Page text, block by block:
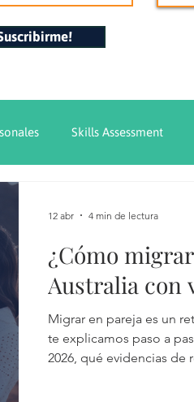
Skills Assessment
Familia en Australia
Recomendaciones para
en Australia
¿Cómo
Australia con
Migrar en pareja es un
te explicamos paso a
2026, qué evidencias de
12 abr 4 min de lectura